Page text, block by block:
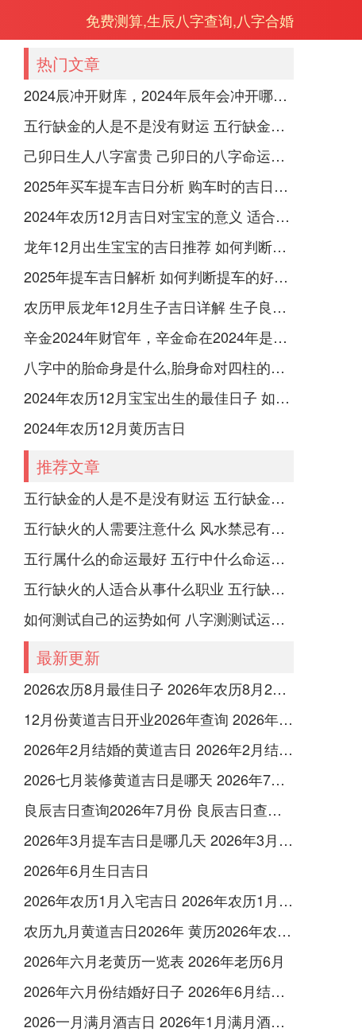
免费测算,生辰八字查询,八字合婚
热门文章
2024辰冲开财库，2024年辰年会冲开哪些人的财库
五行缺金的人是不是没有财运 五行缺金的人命运好不好
己卯日生人八字富贵 己卯日的八字命运如何
2025年买车提车吉日分析 购车时的吉日与禁忌
2024年农历12月吉日对宝宝的意义 适合龙年宝宝出生的日子有哪些
龙年12月出生宝宝的吉日推荐 如何判断吉日是否适合宝宝
2025年提车吉日解析 如何判断提车的好日子
农历甲辰龙年12月生子吉日详解 生子良辰的影响因素
辛金2024年财官年，辛金命在2024年是财官年还是财印年
八字中的胎命身是什么,胎身命对四柱的影响
2024年农历12月宝宝出生的最佳日子 如何挑选适合的吉日
2024年农历12月黄历吉日
推荐文章
五行缺金的人是不是没有财运 五行缺金的人命运好不好
五行缺火的人需要注意什么 风水禁忌有哪些
五行属什么的命运最好 五行中什么命运势旺盛
五行缺火的人适合从事什么职业 五行缺火的人适合从事的职业有哪些
如何测试自己的运势如何 八字测测试运运程
最新更新
2026农历8月最佳日子 2026年农历8月26日是多少号
12月份黄道吉日开业2026年查询 2026年12月黄道吉日开业大吉
2026年2月结婚的黄道吉日 2026年2月结婚黄道吉日查询最新
2026七月装修黄道吉日是哪天 2026年7月装修吉日
良辰吉日查询2026年7月份 良辰吉日查询2026年1月份
2026年3月提车吉日是哪几天 2026年3月26号提车
2026年6月生日吉日
2026年农历1月入宅吉日 2026年农历1月入宅最好的日子
农历九月黄道吉日2026年 黄历2026年农历九月黄道吉日查询
2026年六月老黄历一览表 2026年老历6月
2026年六月份结婚好日子 2026年6月结婚好吗
2026一月满月酒吉日 2026年1月满月酒吉日